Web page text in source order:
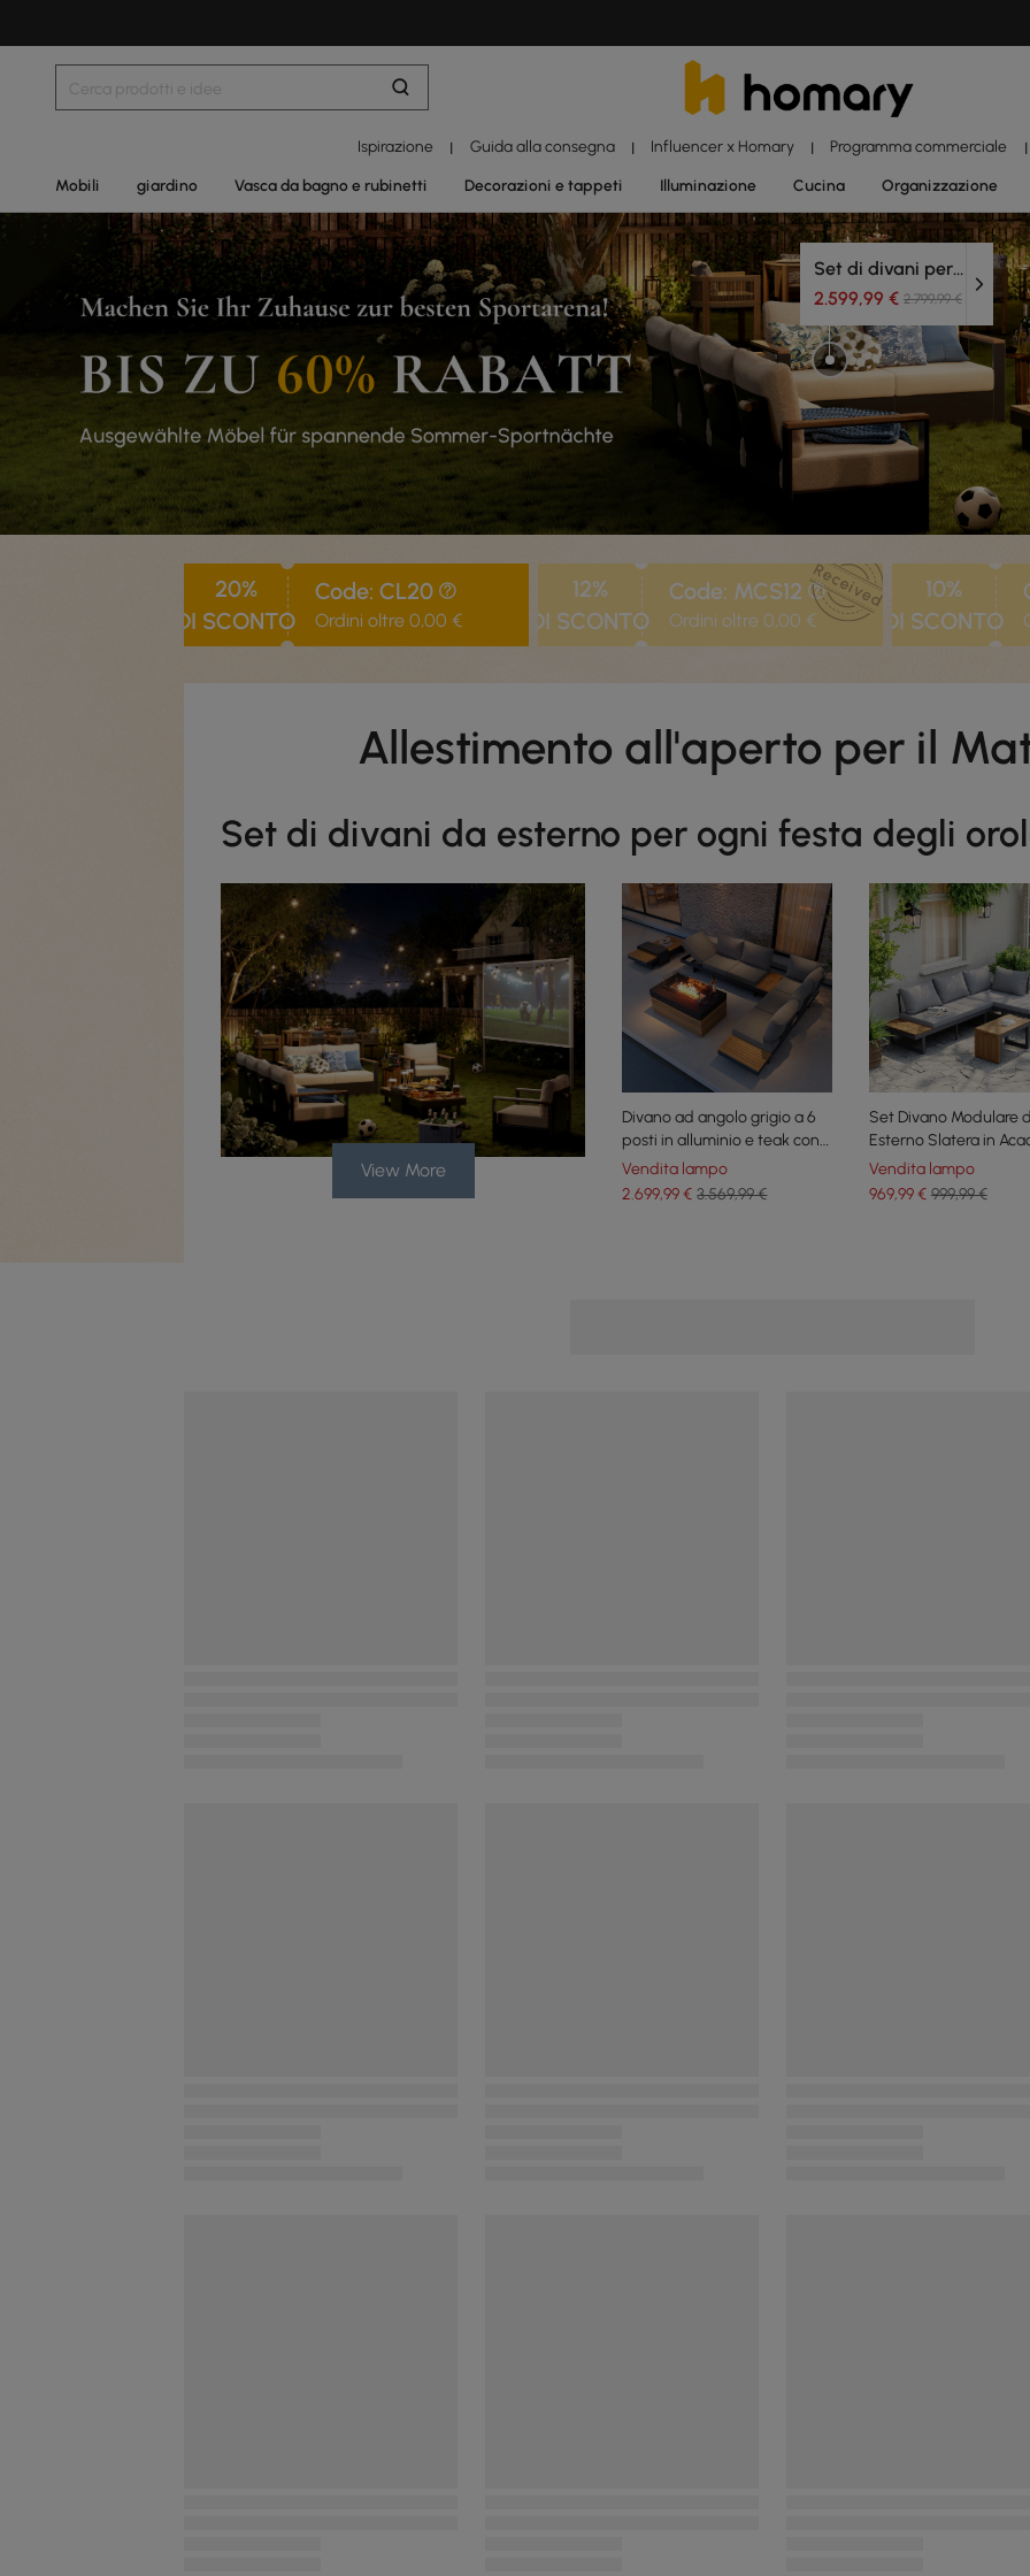
Ispirazione | Guida alla consegna | Influencer x Homary | Programma commerciale |
Mobili giardino Vasca da bagno e rubinetti Decorazioni e tappeti Illuminazione Cucina Organizzazione
Set di divani per esterni
2.599,99 € 2.799,99 €
20%
DI SCONTO
Code: CL20
Ordini oltre 0,00 €
12%
DI SCONTO
Code: MCS12
Ordini oltre 0,00 €
10%
DI SCONTO
Allestimento all'aperto per il
Set di divani da esterno per ogni festa degli
View More
Divano ad angolo grigio a 6
posti in alluminio e teak con
funzione reclinabile e
braciere
Vendita lampo
2.699,99€ 3.569,99 €
Set Divano Modulare
Esterno Slatera in
Alluminio Grigio Scuro
Vendita lampo
969,99€ 999,99 €